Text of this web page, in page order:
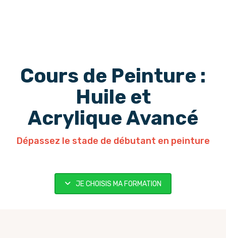
Cours de Peinture :
Huile et
Acrylique Avancé
Dépassez le stade de débutant en peinture
JE CHOISIS MA FORMATION